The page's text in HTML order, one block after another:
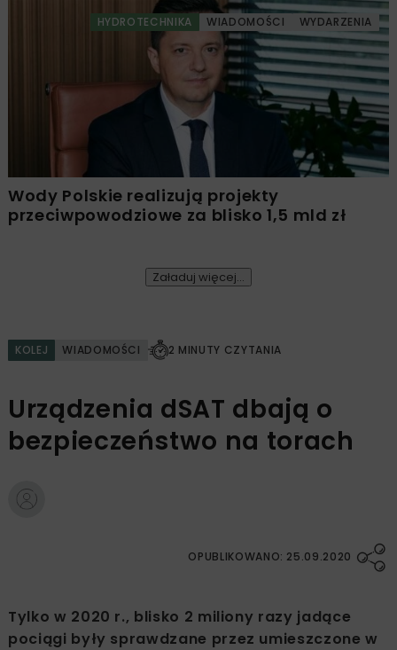
HYDROTECHNIKA WIADOMOŚCI WYDARZENIA
Wody Polskie realizują projekty
przeciwpowodziowe za blisko 1,5 mld zł
Załaduj więcej...
KOLEJ WIADOMOŚCI 2 MINUTY CZYTANIA
Urządzenia dSAT dbają o
bezpieczeństwo na torach
OPUBLIKOWANO: 25.09.2020
Tylko w 2020 r., blisko 2 miliony razy jadące
pociągi były sprawdzane przez umieszczone w